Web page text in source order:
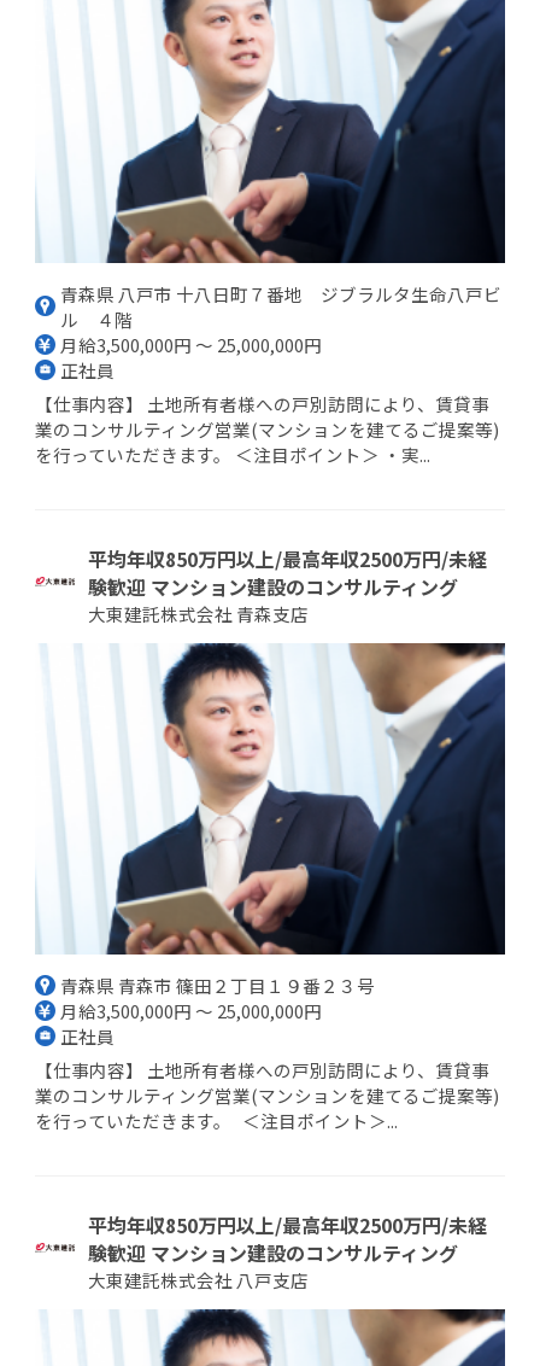
青森県 八戸市 十八日町７番地 ジブラルタ生命八戸ビ
ル ４階
月給3,500,000円 ～ 25,000,000円
正社員
【仕事内容】 土地所有者様への戸別訪問により、賃貸事
業のコンサルティング営業(マンションを建てるご提案等)
を行っていただきます。 ＜注目ポイント＞ ・実...
平均年収850万円以上/最高年収2500万円/未経
験歓迎 マンション建設のコンサルティング
大東建託株式会社 青森支店
青森県 青森市 篠田２丁目１９番２３号
月給3,500,000円 ～ 25,000,000円
正社員
【仕事内容】 土地所有者様への戸別訪問により、賃貸事
業のコンサルティング営業(マンションを建てるご提案等)
を行っていただきます。 ＜注目ポイント＞...
平均年収850万円以上/最高年収2500万円/未経
験歓迎 マンション建設のコンサルティング
大東建託株式会社 八戸支店